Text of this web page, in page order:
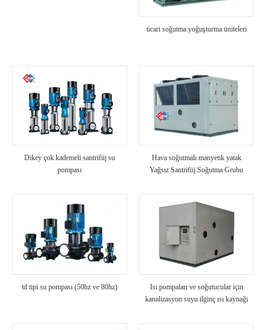
ticari soğutma yoğuşturma üniteleri
Dikey çok kademeli santrifüj su
pompası
Hava soğutmalı manyetik yatak
Yağsız Santrifüj Soğutma Grubu
td tipi su pompası (50hz ve 80hz)
Isı pompaları ve soğutucular için
kanalizasyon suyu ilginç ısı kaynağı